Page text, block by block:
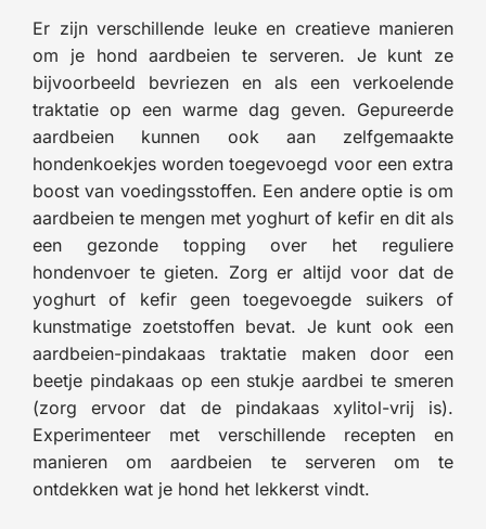
Er zijn verschillende leuke en creatieve manieren
om je hond aardbeien te serveren. Je kunt ze
bijvoorbeeld bevriezen en als een verkoelende
traktatie op een warme dag geven. Gepureerde
aardbeien kunnen ook aan zelfgemaakte
hondenkoekjes worden toegevoegd voor een extra
boost van voedingsstoffen. Een andere optie is om
aardbeien te mengen met yoghurt of kefir en dit als
een gezonde topping over het reguliere
hondenvoer te gieten. Zorg er altijd voor dat de
yoghurt of kefir geen toegevoegde suikers of
kunstmatige zoetstoffen bevat. Je kunt ook een
aardbeien-pindakaas traktatie maken door een
beetje pindakaas op een stukje aardbei te smeren
(zorg ervoor dat de pindakaas xylitol-vrij is).
Experimenteer met verschillende recepten en
manieren om aardbeien te serveren om te
ontdekken wat je hond het lekkerst vindt.